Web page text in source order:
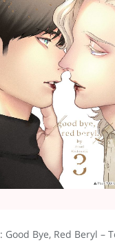
: Good Bye, Red Beryl –